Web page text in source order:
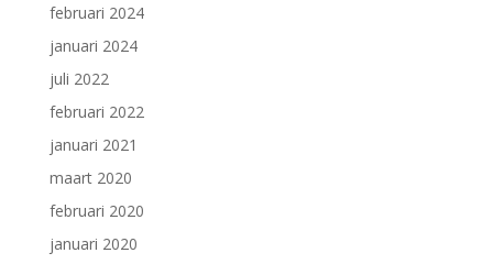
februari 2024
januari 2024
juli 2022
februari 2022
januari 2021
maart 2020
februari 2020
januari 2020